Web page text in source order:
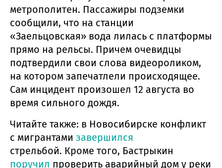
метрополитен. Пассажиры подземки
сообщили, что на станции
«Заельцовская» вода лилась с платформы
прямо на рельсы. Причем очевидцы
подтвердили свои слова видеороликом,
на котором запечатлели происходящее.
Сам инцидент произошел 12 августа во
время сильного дождя.
Читайте также: в Новосибирске конфликт
с мигрантами завершился
стрельбой. Кроме того, Бастрыкин
поручил проверить аварийный дом у реки